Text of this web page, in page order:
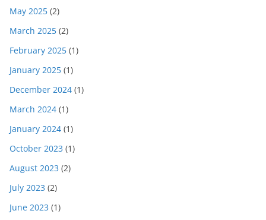
May 2025 (2)
March 2025 (2)
February 2025 (1)
January 2025 (1)
December 2024 (1)
March 2024 (1)
January 2024 (1)
October 2023 (1)
August 2023 (2)
July 2023 (2)
June 2023 (1)